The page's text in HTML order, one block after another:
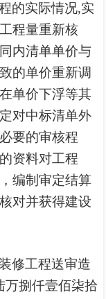
的实际情况,实
程量重新核
内清单单价与
的单价重新调
单价下浮等其
对中标清单外
要的审核程
资料对工程
编制审定结算
对并获得建设
修工程送审造
万捌仟壹佰柒拾